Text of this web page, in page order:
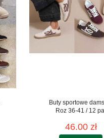
Buty sportowe
Roz 36-41 / 12
46.00 zł